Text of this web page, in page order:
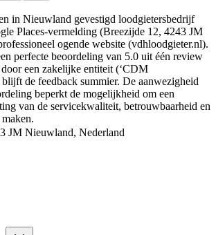
in Nieuwland gevestigd loodgietersbedrijf
Places‑vermelding (Breezijde 12, 4243 JM
ogende website (vdhloodgieter.nl).
perfecte beoordeling van 5.0 uit één review
een zakelijke entiteit (‘CDM
de feedback summier. De aanwezigheid
beperkt de mogelijkheid om een
van de servicekwaliteit, betrouwbaarheid en
JM Nieuwland, Nederland